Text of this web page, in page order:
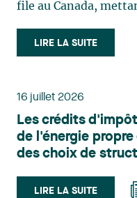
file au Canada,
le domaine du droit
Belle-Isle est
principalement sur
du territoire. Elle
clientèle publique et
touchant
et de permis,
LIRE LA SUITE
16 juillet 2026
Les crédits
de l'énergie
des choix de
LIRE LA SUITE